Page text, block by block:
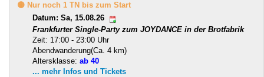
🟡 Nur noch 1 TN bis zum Start
Datum: Sa, 15.08.26
Frankfurter Single-Party zum JOYDANCE in der Brotfabrik
Zeit: 17:00 - 23:00 Uhr
Abendwanderung(Ca. 4 km)
Altersklasse: ab 40
... mehr Infos und Tickets